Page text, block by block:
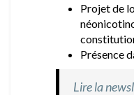
Projet de
Présence
Lire la